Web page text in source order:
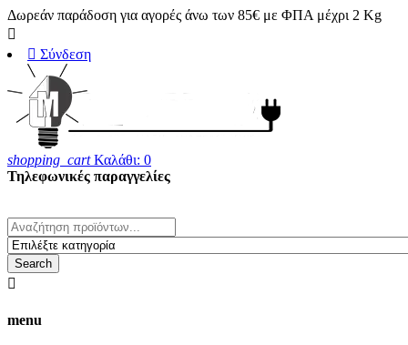
Δωρεάν παράδοση για αγορές άνω των 85€ με ΦΠΑ μέχρι 2 Kg

 Σύνδεση
shopping_cart Καλάθι: 0
Τηλεφωνικές παραγγελίες
Search

menu